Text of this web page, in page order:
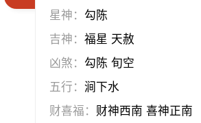
习艺 栽种
放水 畋猎
求医 治病 安机械
星神： 勾陈
吉神：福星 天赦
凶煞： 勾陈 旬空
五行：涧下水
财喜福： 财神西南 喜神正南